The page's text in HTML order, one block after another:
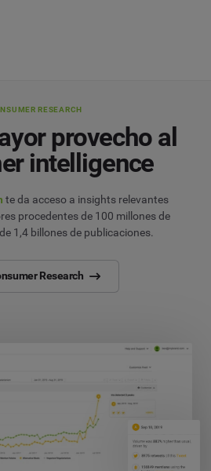
RESEARCH
provecho al
intelligence
te da acceso a insights relevantes
procedentes de 100 millones de
1,4 billones de publicaciones.
Research